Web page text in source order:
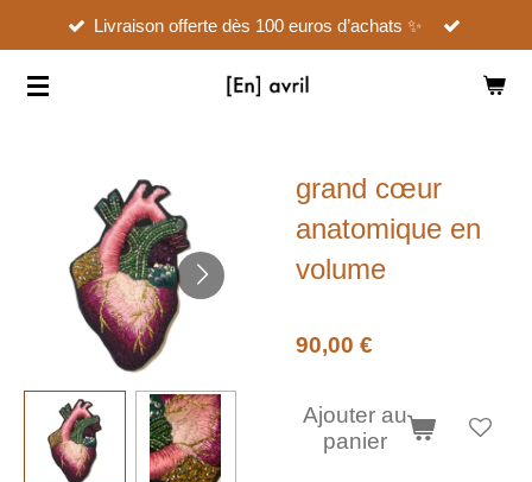
contenu
Livraison offerte dès 100 euros d’achats ✨
grand cœur
anatomique en
volume
90,00 €
Ajouter au
panier